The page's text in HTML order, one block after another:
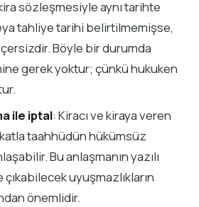
sözleşmesiyle aynı tarihte
tahliye tarihi belirtilmemişse,
Böyle bir durumda
gerek yoktur; çünkü hukuken
ile iptal: Kiracı ve kiraya veren
taahhüdün hükümsüz
Bu anlaşmanın yazılı
çıkabilecek uyuşmazlıkların
önemlidir.